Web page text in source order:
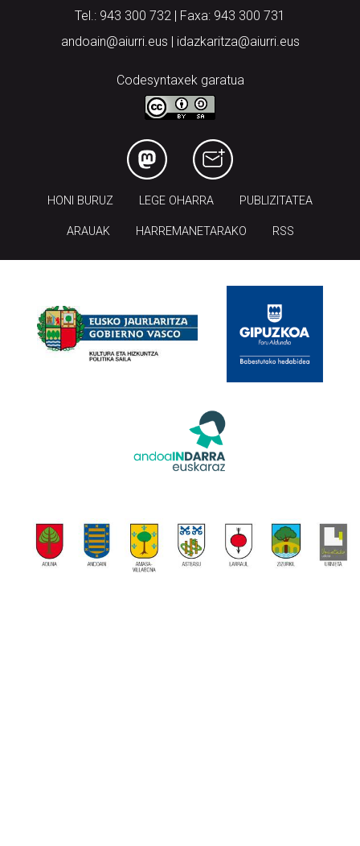
Tel.: 943 300 732 | Faxa: 943 300 731
andoain@aiurri.eus | idazkaritza@aiurri.eus
Codesyntaxek garatua
HONI BURUZ LEGE OHARRA PUBLIZITATEA
ARAUAK HARREMANETARAKO RSS